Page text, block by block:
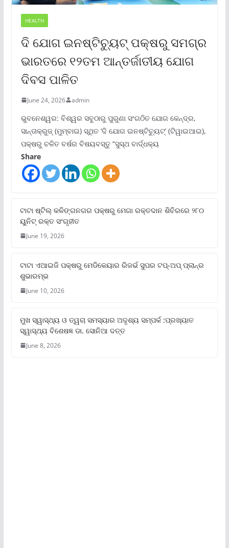
HEALTH
ଦି ଯୋଗ ଇନଷ୍ଟିଚ୍ୟୁଟ୍ ପକ୍ଷରୁ ସମଗ୍ର
ଭାରତରେ ୧୨ତମ ଆନ୍ତର୍ଜାତୀୟ ଯୋଗ
ଦିବସ ପାଳିତ
June 24, 2026 admin
ଭୁବନେଶ୍ୱର: ବିଶ୍ୱର ସବୁଠାରୁ ପୁରୁଣା ସଂଗଠିତ ଯୋଗ କେନ୍ଦ୍ର,
ସାନ୍ତାକ୍ରୁଜ୍ (ମୁମ୍ବାଇ) ସ୍ଥିତ ‘ଦି ଯୋଗ ଇନଷ୍ଟିଚ୍ୟୁଟ୍‌’ (ଟିୱାଇଆଇ),
ପକ୍ଷରୁ ଚଳିତ ବର୍ଷର ବିଷୟବସ୍ତୁ “ସୁସ୍ଥ ବାର୍ଦ୍ଧକ୍ୟ
Share
ଟାଟା ଷ୍ଟିଲ୍‌ କଳିଙ୍ଗନଗର ପକ୍ଷରୁ ମେଗା ରକ୍ତଦାନ ଶିବିରରେ ୨୮୦
ୟୁନିଟ୍‌ ରକ୍ତ ସଂଗୃହୀତ
June 19, 2026
ଟାଟା ଏଆଇଜି ପକ୍ଷରୁ ମେଡିକେୟାର ରିଜର୍ଭ ସୁପର ଟପ୍‌-ଅପ୍ ପ୍ଲାନ୍‌ର
ଶୁଭାରମ୍ଭ
June 10, 2026
ମୁଖ ସ୍ୱାସ୍ଥ୍ୟ ଓ ତ୍ୱଚା ସମସ୍ୟାର ଅଦୃଶ୍ୟ ସମ୍ପର୍କ :ପ୍ରଖ୍ୟାତ
ସ୍ୱାସ୍ଥ୍ୟ ବିଶେଷଜ୍ଞ ଡା. ସୋନିଆ ଦତ୍ତ
June 8, 2026